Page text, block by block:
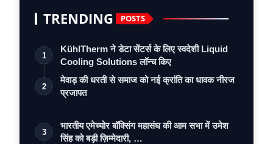
TRENDING POSTS
1
KühlTherm ने डेटा सेंटर्स के लिए स्वदेशी Liquid
Cooling Solutions लॉन्च किए
2
मेवाड़ की धरती से समाज को नई क्रांति का धावक नीरज
प्रजापत
3
भारतीय एमेच्योर बॉक्सिंग महासंघ की आम सभा में उमेश
सिंह को बड़ी ज़िम्मेदारी, …